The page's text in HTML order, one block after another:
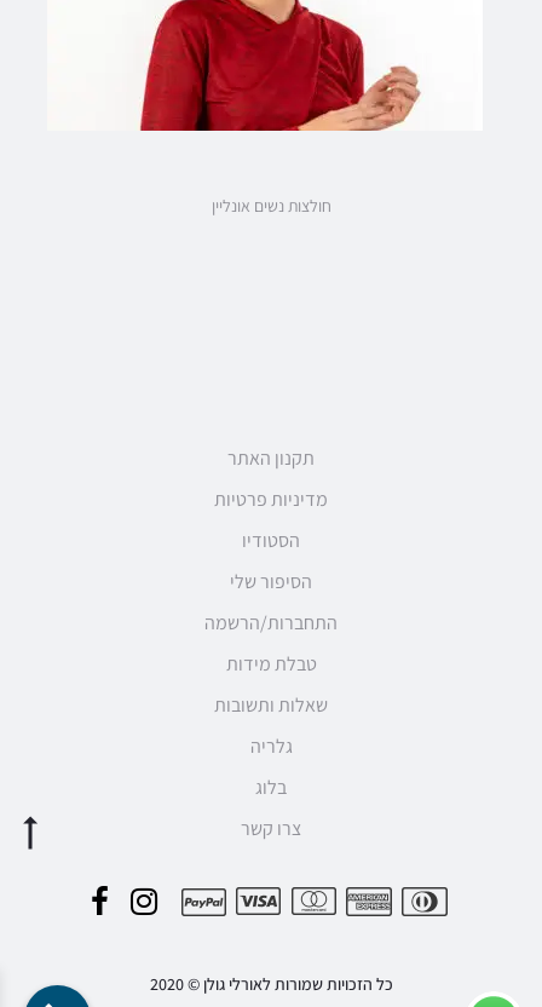
חולצות נשים אונליין
תקנון האתר
מדיניות פרטיות
הסטודיו
הסיפור שלי
התחברות/הרשמה
טבלת מידות
שאלות ותשובות
גלריה
בלוג
צרו קשר
y
e
כל הזכויות שמורות לאורלי גולן © 2020